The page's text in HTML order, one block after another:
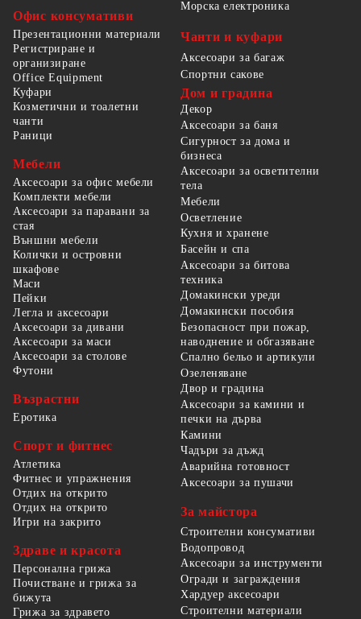
Офис консумативи
Презентационни материали
Регистриране и
организиране
Office Equipment
Морска електроника
Чанти и куфари
Аксесоари за багаж
Спортни сакове
Куфари
Козметични и тоалетни
чанти
Раници
Мебели
Аксесоари за офис мебели
Комплекти мебели
Аксесоари за паравани за
стая
Външни мебели
Колички и островни
шкафове
Маси
Пейки
Легла и аксесоари
Аксесоари за дивани
Аксесоари за маси
Аксесоари за столове
Футони
Възрастни
Еротика
Спорт и фитнес
Атлетика
Фитнес и упражнения
Отдих на открито
Отдих на открито
Игри на закрито
Здраве и красота
Персонална грижа
Почистване и грижа за
бижута
Грижа за здравето
Дом и градина
Декор
Аксесоари за баня
Сигурност за дома и
бизнеса
Аксесоари за осветителни
тела
Мебели
Осветление
Кухня и хранене
Басейн и спа
Аксесоари за битова
техника
Домакински уреди
Домакински пособия
Безопасност при пожар,
наводнение и обгазяване
Спално бельо и артикули
Озеленяване
Двор и градина
Аксесоари за камини и
печки на дърва
Камини
Чадъри за дъжд
Аварийна готовност
Аксесоари за пушачи
За майстора
Строителни консумативи
Водопровод
Аксесоари за инструменти
Огради и заграждения
Хардуер аксесоари
Строителни материали